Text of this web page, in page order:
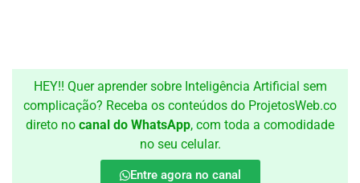
HEY!! Quer aprender sobre Inteligência Artificial sem
complicação? Receba os conteúdos do ProjetosWeb.co
direto no canal do WhatsApp, com toda a comodidade
no seu celular.
Entre agora no canal